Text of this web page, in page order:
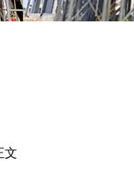
文